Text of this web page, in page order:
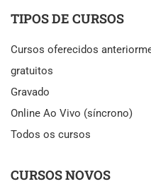
TIPOS DE CURSOS
Cursos oferecidos
gratuitos
Gravado
Online Ao Vivo (síncrono)
Todos os cursos
CURSOS NOVOS